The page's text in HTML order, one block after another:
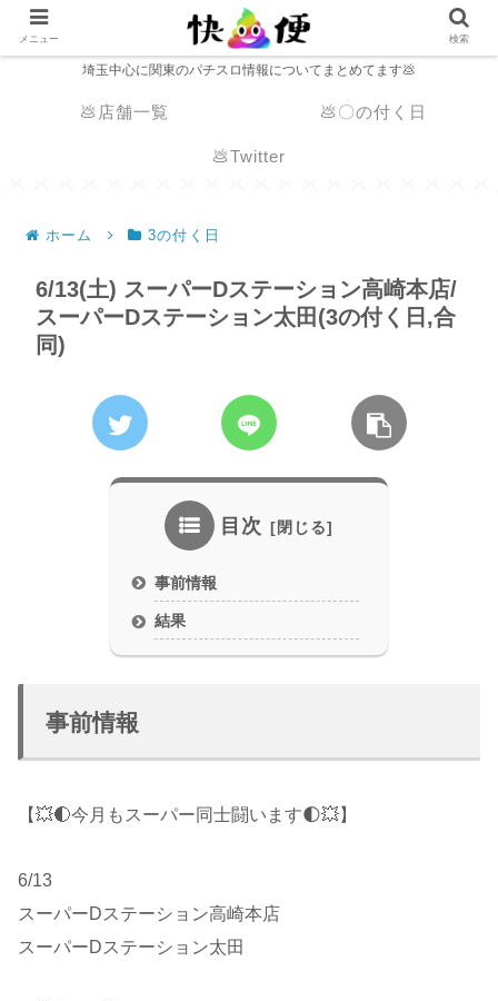
埼玉中心に関東のパチスロ情報についてまとめてます💩
💩店舗一覧 💩〇の付く日
💩Twitter
ホーム 3の付く日
6/13(土) スーパーDステーション高崎本店/
スーパーDステーション太田(3の付く日,合
同)
目次
事前情報
結果
事前情報
【💥🌓今月もスーパー同士闘います🌓💥】
6/13
スーパーDステーション高崎本店
スーパーDステーション太田
メニュー 検索